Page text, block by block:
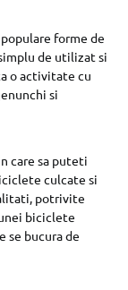
forme de
de utilizat si
o activitate cu
si
care sa puteti
culcate si
potrivite
biciclete
se bucura de